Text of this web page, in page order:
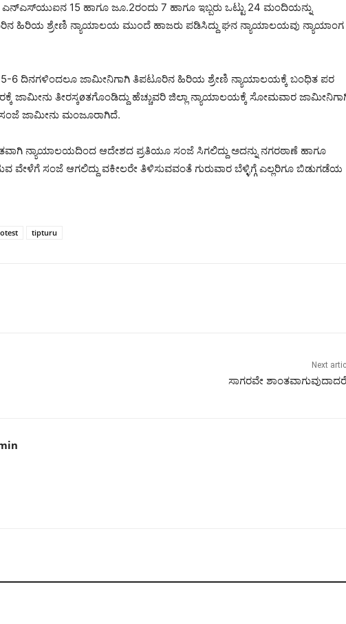
15 ಹಾಗೂ ಜೂ.2ರಂದು 7 ಹಾಗೂ ಇಬ್ಬರು ಒಟ್ಟು 24 ಮಂದಿಯನ್ನು
ಹಿರಿಯ ಶ್ರೇಣಿ ನ್ಯಾಯಾಲಯ ಮುಂದೆ ಹಾಜರು ಪಡಿಸಿದ್ದು ಘನ ನ್ಯಾಯಾಲಯವು ನ್ಯಾಯಾಂಗ
6 ದಿನಗಳಿಂದಲೂ ಜಾಮೀನಿಗಾಗಿ ತಿಪಟೂರಿನ ಹಿರಿಯ ಶ್ರೇಣಿ ನ್ಯಾಯಾಲಯಕ್ಕೆ ಬಂಧಿತ ಪರ
ಜಾಮೀನು ತೀರಸ್ಕøತಗೊಂಡಿದ್ದು ಹೆಚ್ಚುವರಿ ಜಿಲ್ಲಾ ನ್ಯಾಯಾಲಯಕ್ಕೆ ಸೋಮವಾರ
ಸಂಜೆ ಜಾಮೀನು ಮಂಜೂರಾಗಿದೆ.
ನ್ಯಾಯಾಲಯದಿಂದ ಆದೇಶದ ಪ್ರತಿಯೂ ಸಂಜೆ ಸಿಗಲಿದ್ದು ಅದನ್ನು ನಗರಠಾಣೆ ಹಾಗೂ
ವೇಳೆಗೆ ಸಂಜೆ ಆಗಲಿದ್ದು ವಕೀಲರೇ ತಿಳಿಸುವವಂತೆ ಗುರುವಾರ ಬೆಳ್ಳಿಗ್ಗೆ ಎಲ್ಲರಿಗೂ ಬಿಡುಗಡೆಯ
tipturu
Next
ಸಾಗರವೇ